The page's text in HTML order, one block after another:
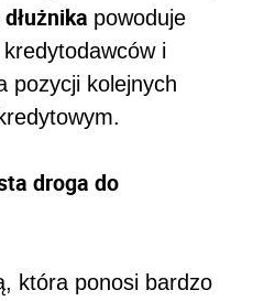
powoduje
kredytodawców i
pozycji kolejnych
droga do
która ponosi bardzo